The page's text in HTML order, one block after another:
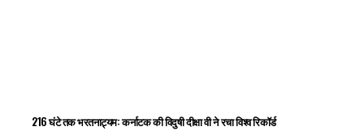
216 घंटे तक भरतनाट्यम: कर्नाटक की विदुषी दीक्षा वी ने रचा विश्व रिकॉर्ड